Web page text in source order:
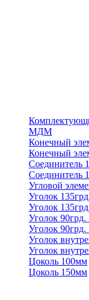
МДМ
Конечный
Конечный
Соединитель
Соединитель
Угловой
Уголок
Уголок
Уголок
Уголок
Уголок
Уголок
Цоколь 100мм
Цоколь 150мм